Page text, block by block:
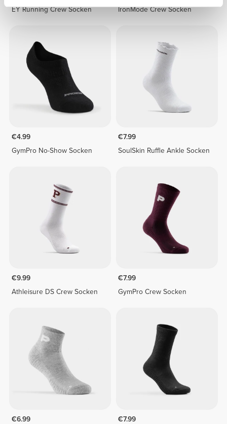
EY Running Crew Socken
IronMode Crew Socken
€4.99
GymPro No-Show Socken
€7.99
SoulSkin Ruffle Ankle Socken
€9.99
Athleisure DS Crew Socken
€7.99
GymPro Crew Socken
€6.99
€7.99